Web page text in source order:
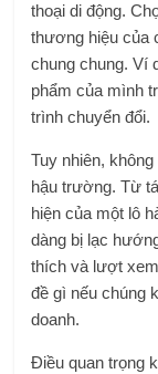
thoại di động.
thương hiệu của
chung chung. Ví
phẩm của mình
trình chuyển đổi.
Tuy nhiên,
hậu trường. Từ
hiện của một lô
dàng bị lạc
thích và lượt
đề gì nếu chúng
doanh.
Điều quan trọng